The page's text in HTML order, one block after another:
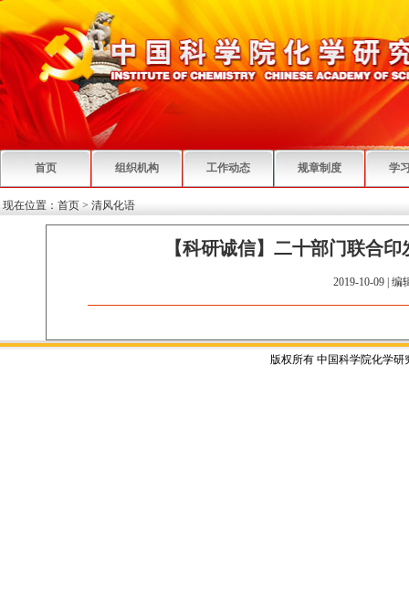
首页 组织机构 工作动态 规章制度 学
现在位置： 首页 > 清风化语
【科研诚信】二十部门联合
2019-10-09 | 编
版权所有 中国科学院化学研